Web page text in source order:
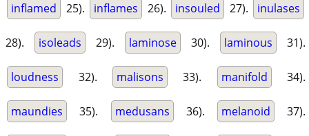
inflamed 25). inflames 26). insouled 27). inulases
28). isoleads 29). laminose 30). laminous 31).
loudness 32). malisons 33). manifold 34).
maundies 35). medusans 36). melanoid 37).